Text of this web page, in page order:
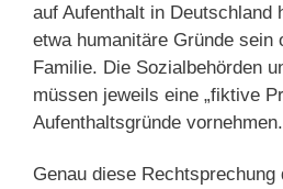
auf Aufenthalt in Deutschland
etwa humanitäre Gründe sein
Familie. Die Sozialbehörden
müssen jeweils eine „fiktive
Aufenthaltsgründe
Genau diese